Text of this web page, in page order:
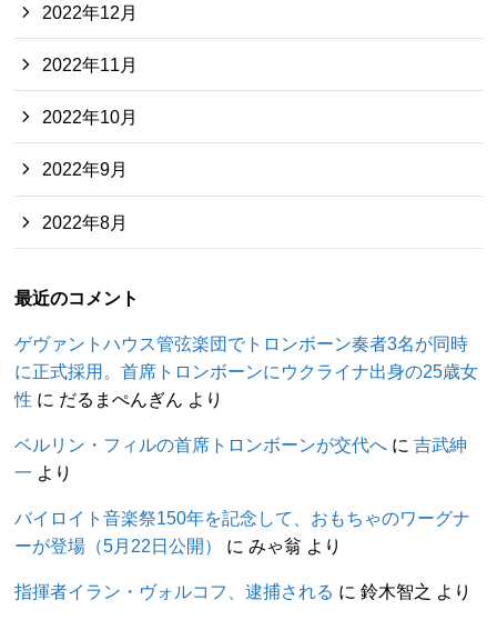
2022年12月
2022年11月
2022年10月
2022年9月
2022年8月
最近のコメント
ゲヴァントハウス管弦楽団でトロンボーン奏者3名が同時
に正式採用。首席トロンボーンにウクライナ出身の25歳女
性 に だるまぺんぎん より
ベルリン・フィルの首席トロンボーンが交代へ に吉武紳
一 より
バイロイト音楽祭150年を記念して、おもちゃのワーグナ
ーが登場（5月22日公開）
にみゃ翁 より
指揮者イラン・ヴォルコフ、逮捕される に鈴木智之 より